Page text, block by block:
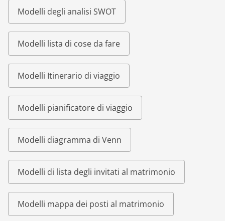
Modelli degli analisi SWOT
Modelli lista di cose da fare
Modelli Itinerario di viaggio
Modelli pianificatore di viaggio
Modelli diagramma di Venn
Modelli di lista degli invitati al matrimonio
Modelli mappa dei posti al matrimonio